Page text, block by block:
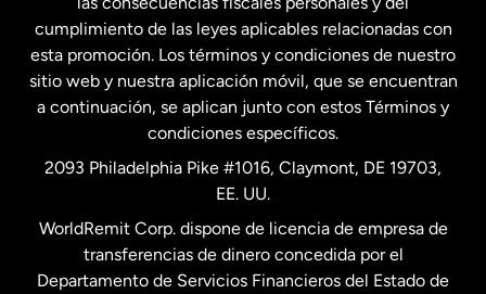
Malasia
Nueva Zelanda
Países Bajos
Suecia
cumplimiento de las leyes aplicables relacionadas con
esta promoción. Los términos y condiciones de nuestro
sitio web y nuestra aplicación móvil, que se encuentran
a continuación, se aplican junto con estos Términos y
condiciones específicos.
2093 Philadelphia Pike #1016, Claymont, DE 19703,
EE. UU.
WorldRemit Corp. dispone de licencia de empresa de
transferencias de dinero concedida por el
Departamento de Servicios Financieros del Estado de